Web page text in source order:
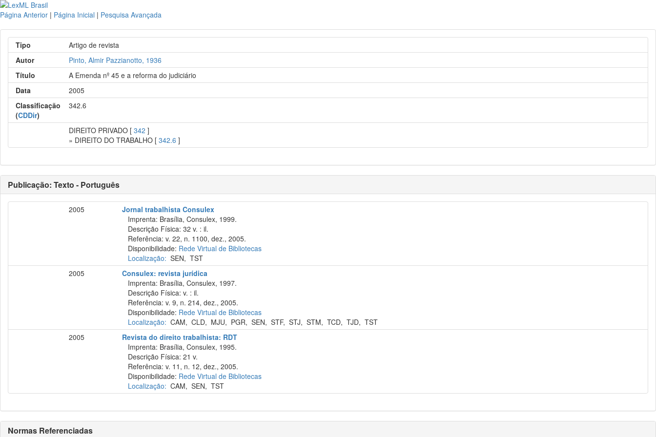
Página Anterior | Página Inicial | Pesquisa Avançada
Tipo
Artigo de revista
Autor
Pinto, Almir Pazzianotto, 1936
Título
A Emenda nº 45 e a reforma do judiciário
Data
2005
Classificação
(CDDir)
342.6
DIREITO PRIVADO [342 ]
» DIREITO DO TRABALHO [342.6 ]
Publicação: Texto - Português
2005
Jornal trabalhista Consulex
Imprenta: Brasília, Consulex, 1999.
Descrição Física: 32 v. : il.
Referência: v. 22, n. 1100, dez., 2005.
Disponibilidade: Rede Virtual de Bibliotecas
Localização: SEN,TST
2005
Consulex: revista jurídica
Imprenta: Brasília, Consulex, 1997.
Descrição Física: v. : il.
Referência: v. 9, n. 214, dez., 2005.
Disponibilidade: Rede Virtual de Bibliotecas
Localização: CAM,CLD, MJU, PGR,SEN,STF,STJ,STM,TCD,TJD,TST
2005
Revista do direito trabalhista: RDT
Imprenta: Brasília, Consulex, 1995.
Descrição Física: 21 v.
Referência: v. 11, n. 12, dez., 2005.
Disponibilidade: Rede Virtual de Bibliotecas
Localização: CAM,SEN,TST
Normas Referenciadas